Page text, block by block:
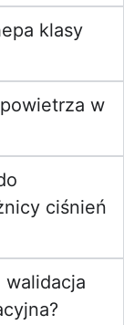
klasy
w
ciśnień
walidacja